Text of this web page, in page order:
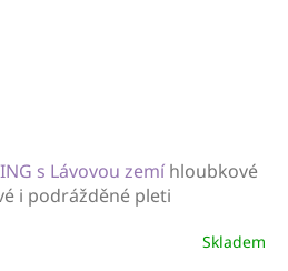
s Lávovou zemí hloubkové
i podrážděné pleti
Skladem